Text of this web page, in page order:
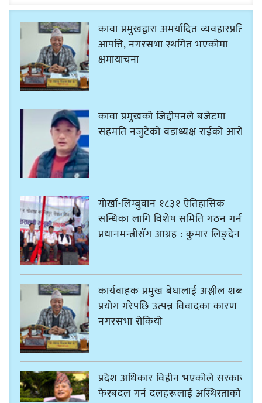
कावा प्रमुखद्वारा अमर्यादित व्यवहारप्रति
आपत्ति, नगरसभा स्थगित भएकोमा
क्षमायाचना
कावा प्रमुखको जिद्दीपनले बजेटमा
सहमति नजुटेको वडाध्यक्ष राईको आरोप
गोर्खा-लिम्बुवान १८३१ ऐतिहासिक
सन्धिका लागि विशेष समिति गठन गर्न
प्रधानमन्त्रीसँग आग्रह : कुमार लिङ्देन
कार्यवाहक प्रमुख बेघालाई अश्लील शब्द
प्रयोग गरेपछि उत्पन्न विवादका कारण
नगरसभा रोकियो
प्रदेश अधिकार विहीन भएकोले सरकार
फेरबदल गर्न दलहरूलाई अस्थिरताको